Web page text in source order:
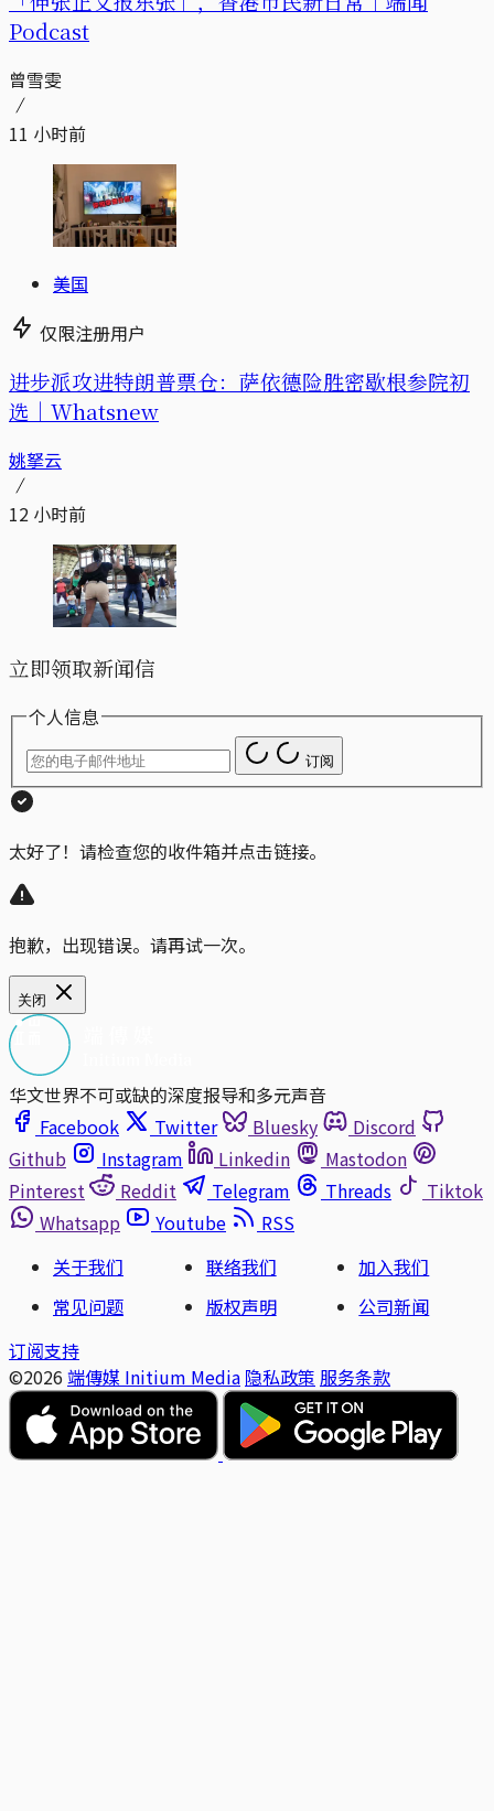
Podcast
曾雪雯
11 小时前
美国
仅限注册用户
进步派攻进特朗普票仓：萨依德险胜密歇根参院初
选｜Whatsnew
姚拏云
12 小时前
立即领取新闻信
个人信息
订阅
太好了！请检查您的收件箱并点击链接。
抱歉，出现错误。请再试一次。
关闭
华文世界不可或缺的深度报导和多元声音
Facebook
Twitter Bluesky
Discord
Github
Instagram Linkedin
Mastodon
Pinterest
Reddit Telegram Threads
Tiktok
Whatsapp
Youtube
RSS
关于我们
联络我们
加入我们
常见问题
版权声明
公司新闻
订阅支持
©2026 端傳媒 Initium Media 隐私政策 服务条款